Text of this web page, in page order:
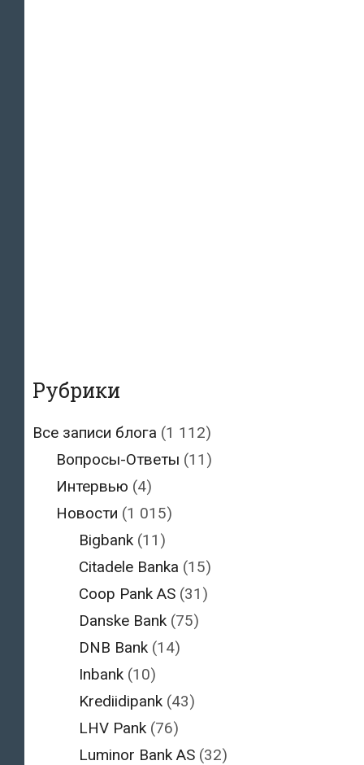
Рубрики
Все записи блога (1 112)
Вопросы-Ответы (11)
Интервью (4)
Новости (1 015)
Bigbank (11)
Citadele Banka (15)
Coop Pank AS (31)
Danske Bank (75)
DNB Bank (14)
Inbank (10)
Krediidipank (43)
LHV Pank (76)
Luminor Bank AS (32)